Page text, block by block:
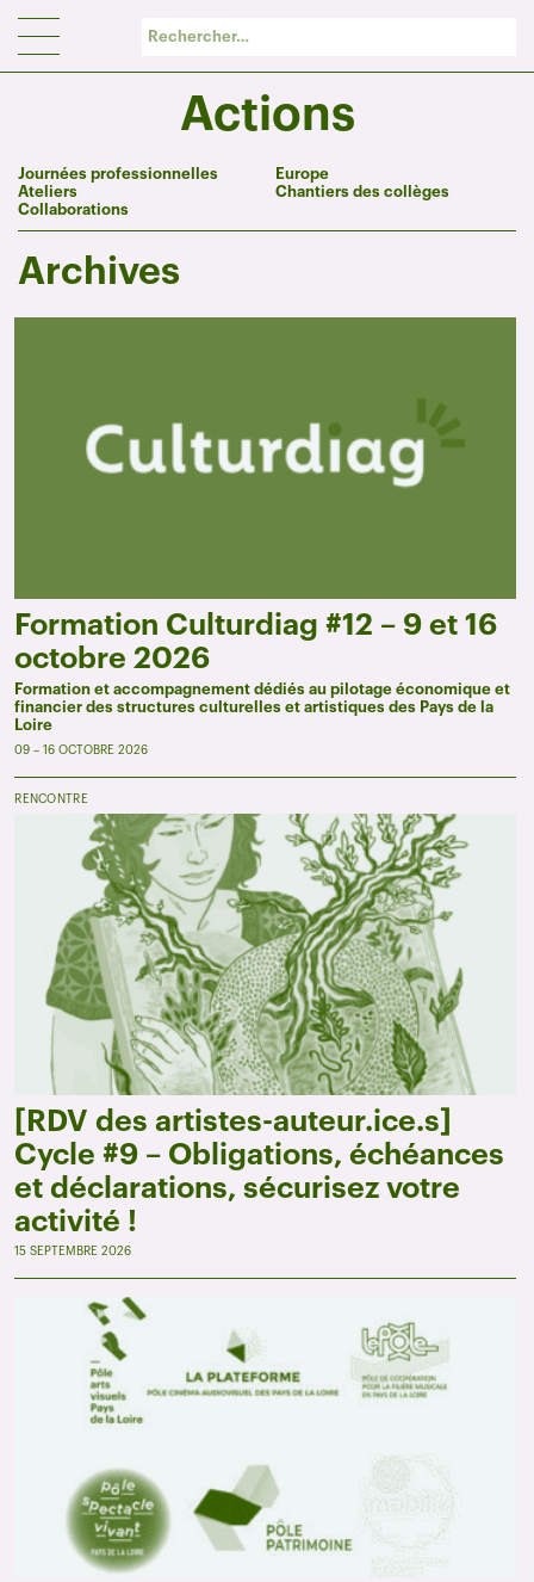
Actions
Journées professionnelles
Ateliers
Collaborations
Europe
Chantiers des collèges
Archives
Formation Culturdiag #12 – 9 et 16
octobre 2026
Formation et accompagnement dédiés au pilotage économique et
financier des structures culturelles et artistiques des Pays de la
Loire
09 – 16 OCTOBRE 2026
RENCONTRE
[RDV des artistes-auteur.ice.s]
Cycle #9 – Obligations, échéances
et déclarations, sécurisez votre
activité !
15 SEPTEMBRE 2026